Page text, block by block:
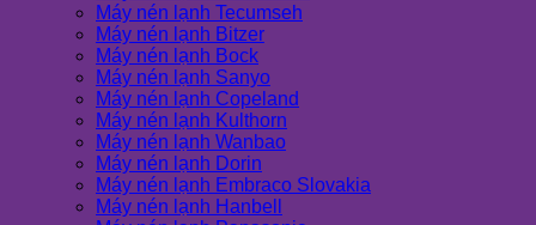
Máy nén lạnh Tecumseh
Máy nén lạnh Bitzer
Máy nén lạnh Bock
Máy nén lạnh Sanyo
Máy nén lạnh Copeland
Máy nén lạnh Kulthorn
Máy nén lạnh Wanbao
Máy nén lạnh Dorin
Máy nén lạnh Embraco Slovakia
Máy nén lạnh Hanbell